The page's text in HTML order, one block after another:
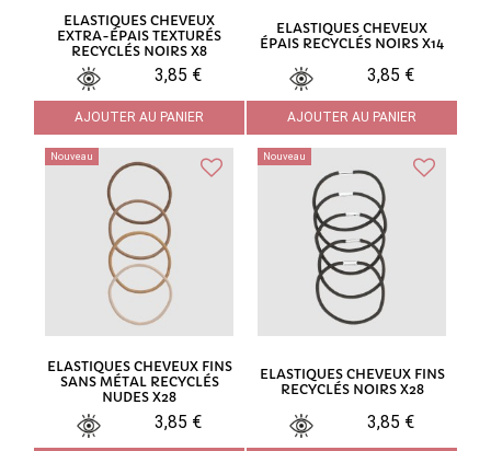
ELASTIQUES CHEVEUX
EXTRA-ÉPAIS TEXTURÉS
RECYCLÉS NOIRS X8
3,85 €
AJOUTER AU PANIER
ELASTIQUES CHEVEUX
ÉPAIS RECYCLÉS NOIRS X14
3,85 €
AJOUTER AU PANIER
Nouveau
ELASTIQUES CHEVEUX FINS
SANS MÉTAL RECYCLÉS
NUDES X28
3,85 €
Nouveau
ELASTIQUES CHEVEUX FINS
RECYCLÉS NOIRS X28
3,85 €